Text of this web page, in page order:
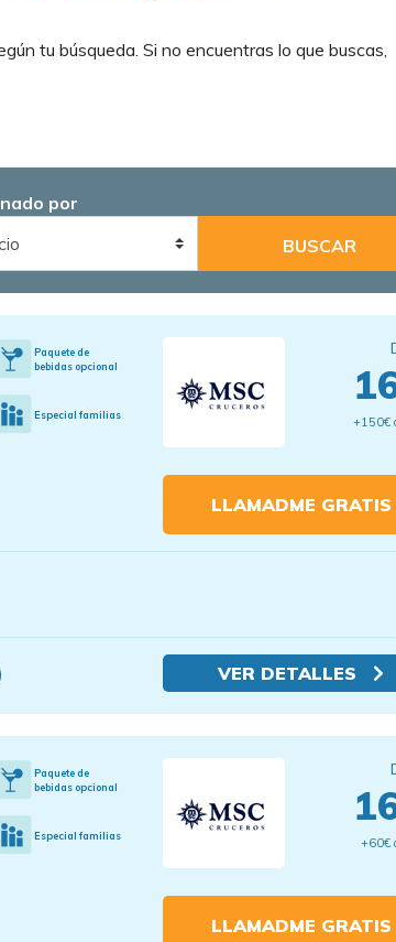
tu búsqueda. Si no encuentras lo que buscas,
por
Paquete de
bebidas opcional
Especial familias +150€
LLAMADME GRATIS
VER DETALLES
Paquete de
bebidas opcional
Especial familias +60€
LLAMADME GRATIS